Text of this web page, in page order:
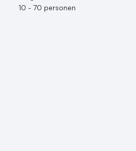
10 - 70 personen